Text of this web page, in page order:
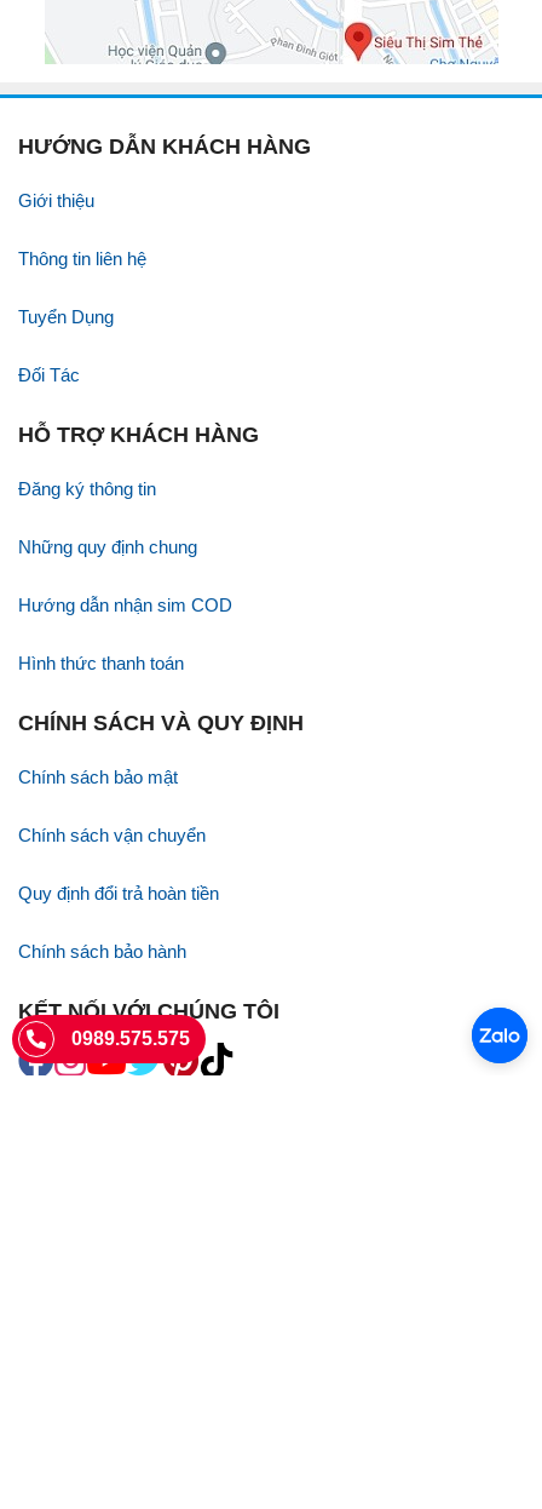
HƯỚNG DẪN KHÁCH HÀNG
Giới thiệu
Thông tin liên hệ
Tuyển Dụng
Đối Tác
HỖ TRỢ KHÁCH HÀNG
Đăng ký thông tin
Những quy định chung
Hướng dẫn nhận sim COD
Hình thức thanh toán
CHÍNH SÁCH VÀ QUY ĐỊNH
Chính sách bảo mật
Chính sách vận chuyển
Quy định đổi trả hoàn tiền
Chính sách bảo hành
KẾT NỐI VỚI CHÚNG TÔI
0989.575.575